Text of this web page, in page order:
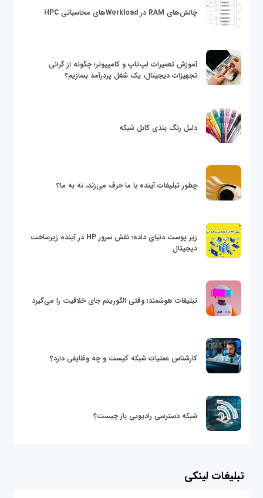
چالش‌های RAM در Workloadهای محاسباتی HPC
آموزش تعمیرات لپ‌تاپ و کامپیوتر؛ چگونه از گرانی
تجهیزات دیجیتال، یک شغل پردرآمد بسازیم؟
دلیل رنگ بندی کابل شبکه
چطور تبلیغات آینده با ما حرف می‌زند، نه به ما؟
زیر پوست دنیای داده؛ نقش سرور HP در آینده زیرساخت
دیجیتال
تبلیغات هوشمند؛ وقتی الگوریتم جای خلاقیت را می‌گیرد
کارشناس عملیات شبکه کیست و چه وظایفی دارد؟
شبکه دسترسی رادیویی باز چیست؟
تبلیغات لینکی